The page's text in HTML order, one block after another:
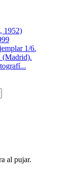
1952)
1/6.
(Madrid).
al pujar.